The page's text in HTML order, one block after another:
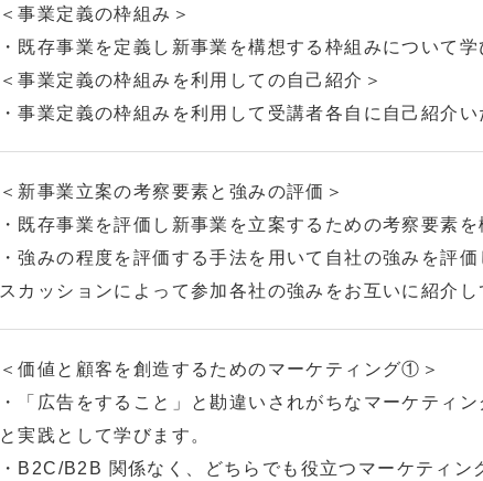
＜事業定義の枠組み＞
・既存事業を定義し新事業を構想する枠組みについて学
＜事業定義の枠組みを利用しての自己紹介＞
・事業定義の枠組みを利用して受講者各自に自己紹介い
＜新事業立案の考察要素と強みの評価＞
・既存事業を評価し新事業を立案するための考察要素を
・強みの程度を評価する手法を用いて自社の強みを評
スカッションによって参加各社の強みをお互いに紹介し
＜価値と顧客を創造するためのマーケティング①＞
・「広告をすること」と勘違いされがちなマーケティ
と実践として学びます。
・B2C/B2B 関係なく、どちらでも役立つマーケティン